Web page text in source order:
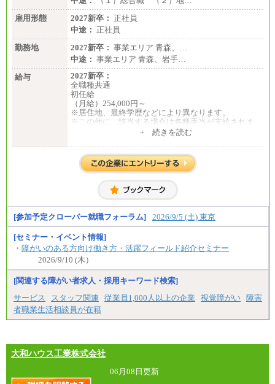
雇用形態
2027新卒： 正社員
中途： 正社員
勤務地
2027新卒： 事業エリア 青森、…
中途： 事業エリア 青森、岩手…
給与
2027新卒：
全職種共通
初任給
（月給）254,000円～
※居住地、最終学歴などにより異なります。
※この他に、該当する場合は各種手当が支給されま
中途：
全職種共通
※居住地、年齢により異なります。
※この他に、該当する場合は各種手当が支給されま
す。
※試用期間中も給与に変更はございません
+ 続きを読む
[参加予定クローバー就職フォーラム] 2026/9/5 (土) 東京
[セミナー・イベント情報]
・ 障がいのある方向け働き方・活躍フィールド紹介セミナー
2026/9/10 (木）
[関連する障がい者求人・採用キーワード検索]
サービス
スタッフ関連 従業員1,000人以上の企業 視覚障がい 障害
者職業生活相談員が在籍
大和ハウス工業株式会社
06月08日更新